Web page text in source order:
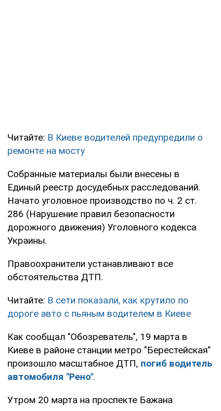
Читайте: В Киеве водителей предупредили о
ремонте на мосту
Собранные материалы были внесены в
Единый реестр досудебных расследований.
Начато уголовное производство по ч. 2 ст.
286 (Нарушение правил безопасности
дорожного движения) Уголовного кодекса
Украины.
Правоохранители устанавливают все
обстоятельства ДТП.
Читайте: В сети показали, как крутило по
дороге авто с пьяным водителем в Киеве
Как сообщал "Обозреватель", 19 марта в
Киеве в районе станции метро "Берестейская"
произошло масштабное ДТП, погиб водитель
автомобиля "Рено".
Утром 20 марта на проспекте Бажана